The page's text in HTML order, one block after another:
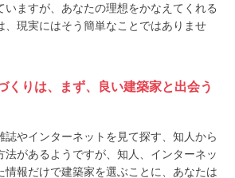
いますが、あなたの理想をかなえてくれる
、現実にはそう簡単なことではありませ
くりは、まず、良い建築家と出会う
誌やインターネットを見て探す、知人から
法があるようですが、知人、インターネッ
情報だけで建築家を選ぶことに、あなたは